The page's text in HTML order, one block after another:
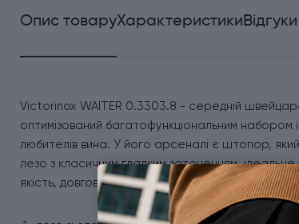
Опис товаруХарактеристикиВідгуки
Victorinox WAITER 0.3303.8 - середній
оптимізований багатофункціональним
любителів вина. У його арсеналі є штопор,
лезо з класичним гладким заточенням,
якість, довговічну роботу та відсутність